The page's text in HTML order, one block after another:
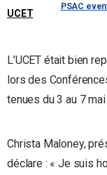
UCET
PSAC
L’UCET était bien
lors des
tenues du 3 au 7
Christa Maloney,
déclare : « Je suis